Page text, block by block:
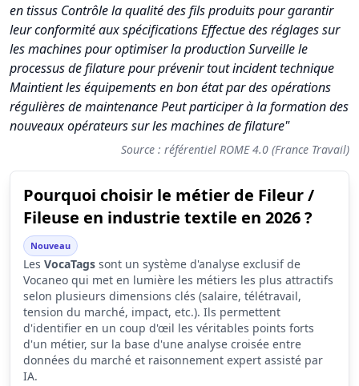
en tissus Contrôle la qualité des fils produits pour garantir
leur conformité aux spécifications Effectue des réglages sur
les machines pour optimiser la production Surveille le
processus de filature pour prévenir tout incident technique
Maintient les équipements en bon état par des opérations
régulières de maintenance Peut participer à la formation des
nouveaux opérateurs sur les machines de filature"
Source : référentiel ROME 4.0 (France Travail)
Pourquoi choisir le métier de Fileur /
Fileuse en industrie textile en 2026 ?
Nouveau
Les VocaTags sont un système d'analyse exclusif de
Vocaneo qui met en lumière les métiers les plus attractifs
selon plusieurs dimensions clés (salaire, télétravail,
tension du marché, impact, etc.). Ils permettent
d'identifier en un coup d'œil les véritables points forts
d'un métier, sur la base d'une analyse croisée entre
données du marché et raisonnement expert assisté par
IA.
Synthèse des scores du métier Fileur / Fileuse en industrie
Indicateur
Score (sur 10)
Attractivité globale
Tension du marché
5.2
Salaire
1.8
Conditions de travail
6.7